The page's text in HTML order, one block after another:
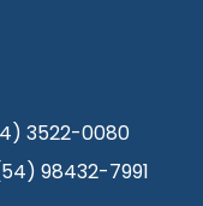
3522-0080
98432-7991